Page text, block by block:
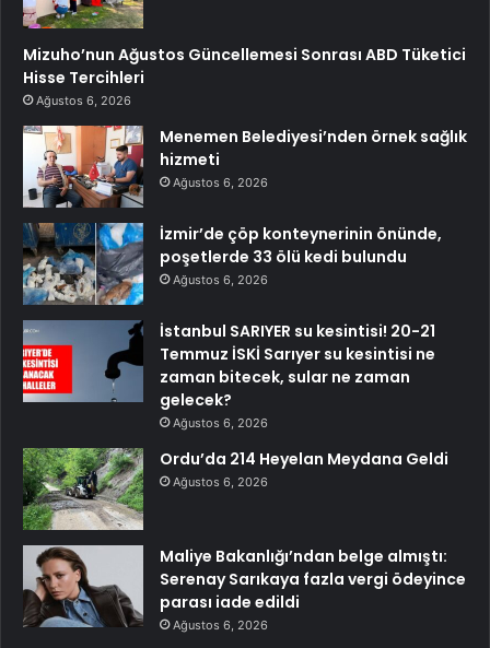
Mizuho’nun Ağustos Güncellemesi Sonrası ABD Tüketici
Hisse Tercihleri
Ağustos 6, 2026
Menemen Belediyesi’nden örnek sağlık
hizmeti
Ağustos 6, 2026
İzmir’de çöp konteynerinin önünde,
poşetlerde 33 ölü kedi bulundu
Ağustos 6, 2026
İstanbul SARIYER su kesintisi! 20-21
Temmuz İSKİ Sarıyer su kesintisi ne
zaman bitecek, sular ne zaman
gelecek?
Ağustos 6, 2026
Ordu’da 214 Heyelan Meydana Geldi
Ağustos 6, 2026
Maliye Bakanlığı’ndan belge almıştı:
Serenay Sarıkaya fazla vergi ödeyince
parası iade edildi
Ağustos 6, 2026